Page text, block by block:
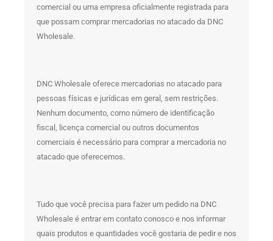
comercial ou uma empresa oficialmente registrada para
que possam comprar mercadorias no atacado da DNC
Wholesale.
DNC Wholesale oferece mercadorias no atacado para
pessoas físicas e jurídicas em geral, sem restrições.
Nenhum documento, como número de identificação
fiscal, licença comercial ou outros documentos
comerciais é necessário para comprar a mercadoria no
atacado que oferecemos.
Tudo que você precisa para fazer um pedido na DNC
Wholesale é entrar em contato conosco e nos informar
quais produtos e quantidades você gostaria de pedir e nos